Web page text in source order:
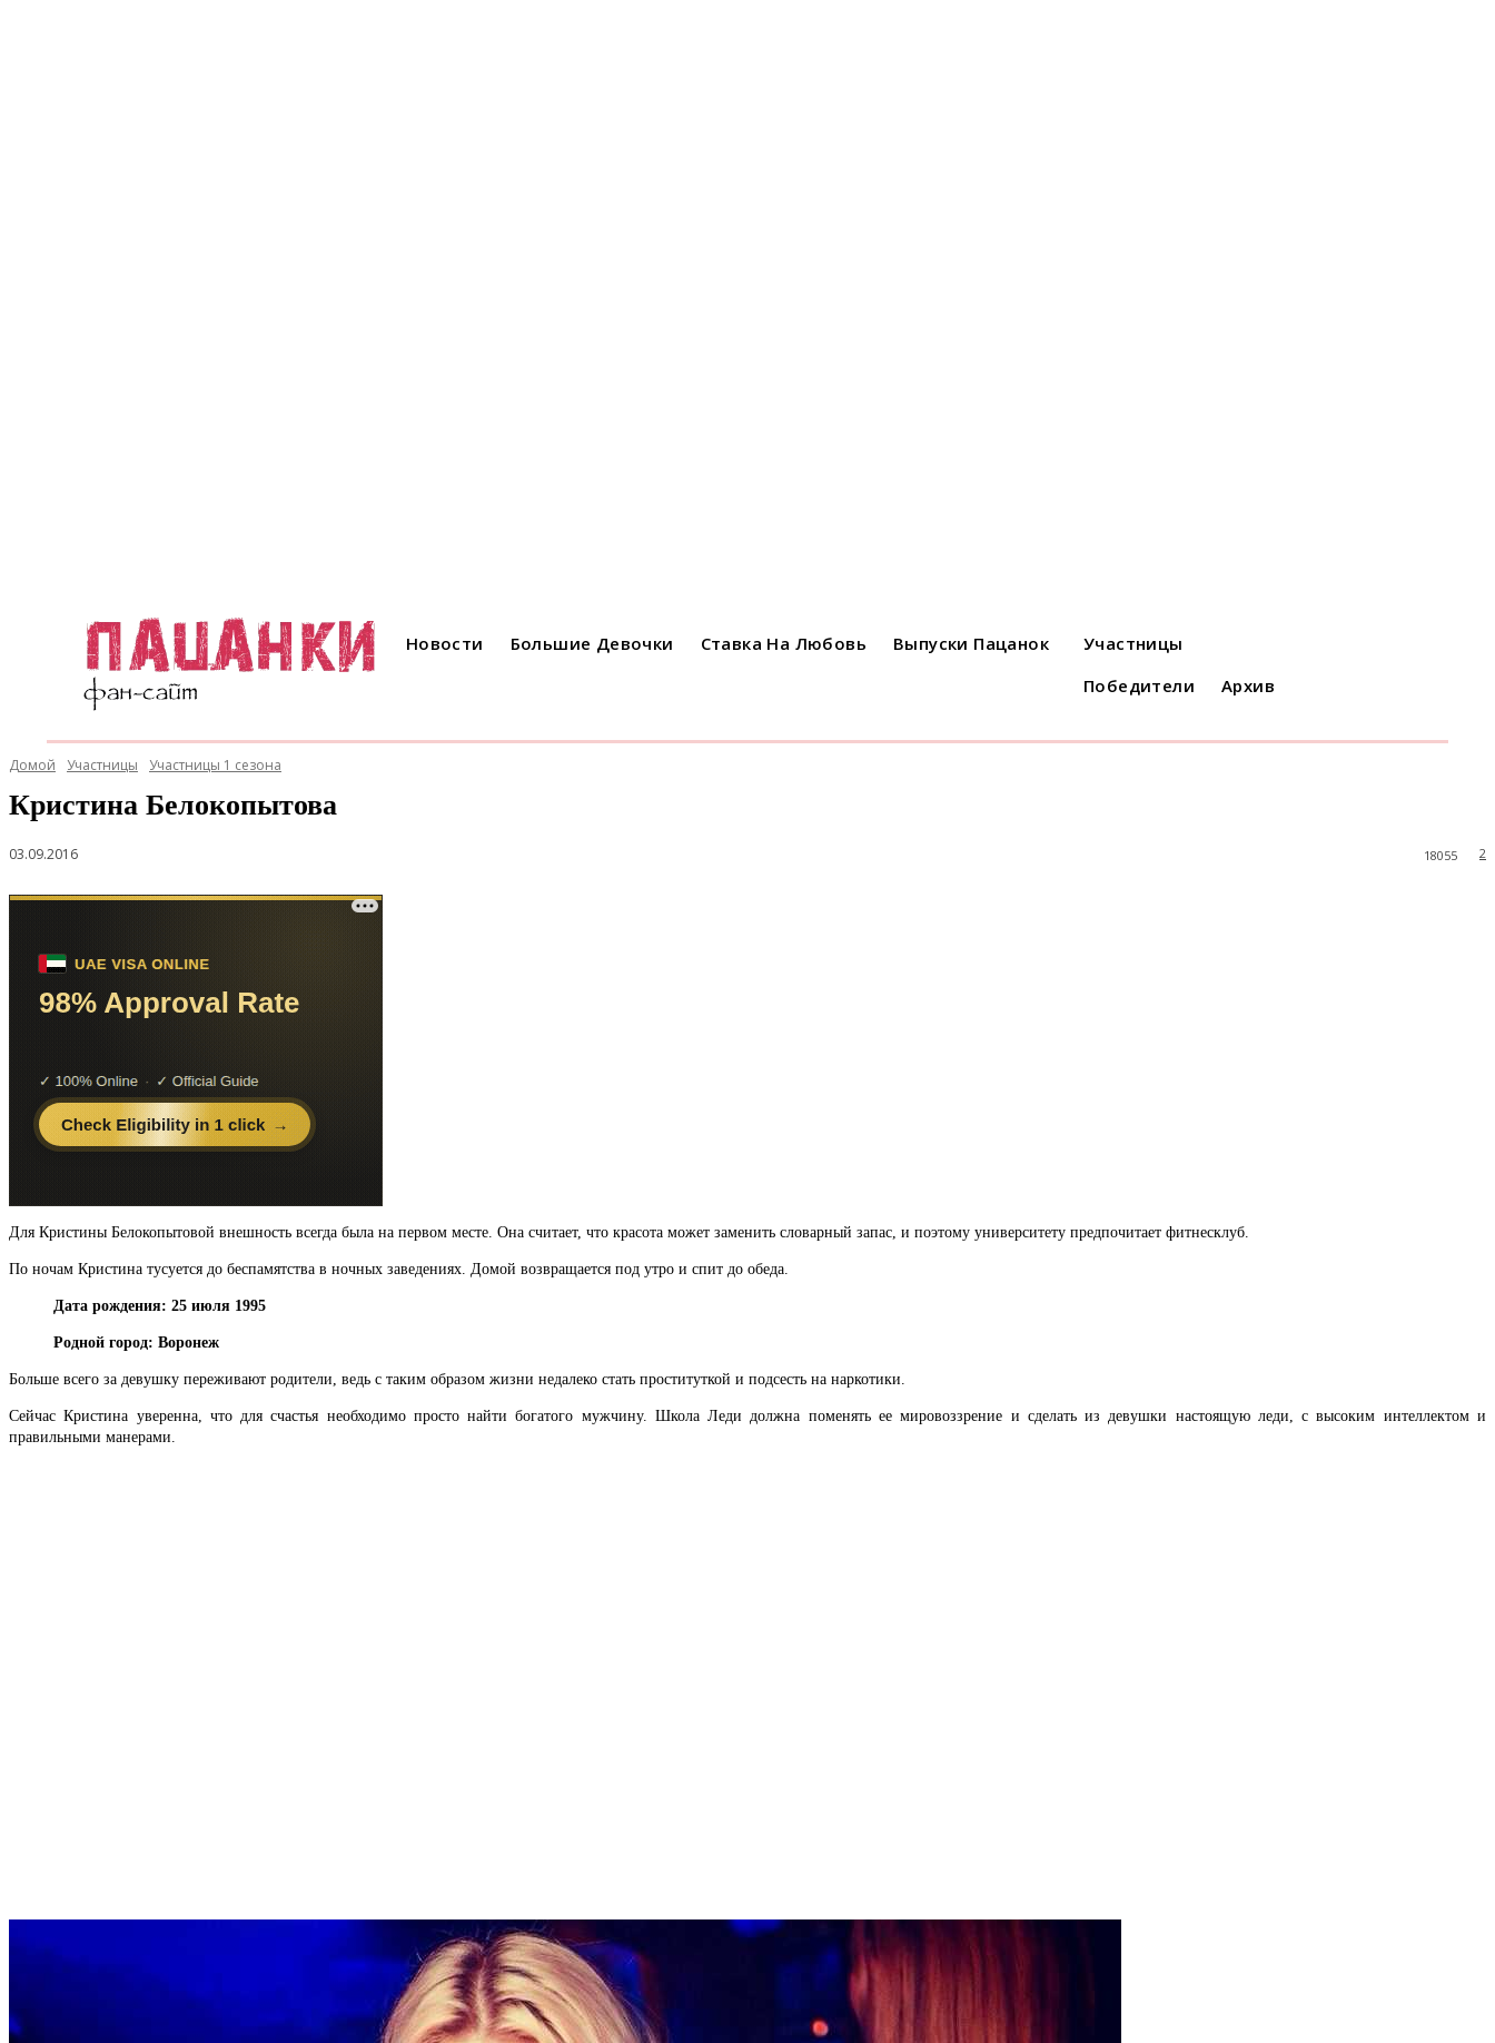
Новости Большие Девочки Ставка На Любовь Выпуски Пацанок
Участницы
Победители
Архив
Домой Участницы Участницы 1 сезона
Кристина Белокопытова
03.09.2016 2
18055
Для Кристины Белокопытовой внешность всегда была на первом месте. Она считает, что красота может заменить словарный запас, и поэтому университету предпочитает фитнесклуб.
По ночам Кристина тусуется до беспамятства в ночных заведениях. Домой возвращается под утро и спит до обеда.
Дата рождения: 25 июля 1995
Родной город: Воронеж
Больше всего за девушку переживают родители, ведь с таким образом жизни недалеко стать проституткой и подсесть на наркотики.
Сейчас Кристина уверенна, что для счастья необходимо просто найти богатого мужчину. Школа Леди должна поменять ее мировоззрение и сделать из девушки настоящую леди, с высоким интеллектом и
правильными манерами.